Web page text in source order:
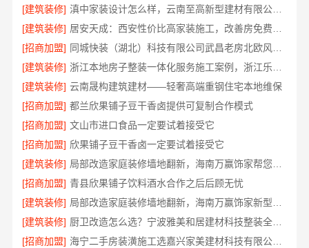
[建筑装修]
滇中家装设计怎么样，云南至高新型建材有限公司口碑之选
[建筑装修]
[招商加盟]
[建筑装修]
[建筑装修] 云南晟构建筑建材——轻奢高端重钢住宅本地维保
[招商加盟] 都兰欣果铺子豆干香卤提供可复制合作模式
[招商加盟] 文山市进口食品一定要试着接受它
[招商加盟] 欣果铺子豆干香卤一定要试着接受它
[建筑装修]
[招商加盟] 青县欣果铺子饮料酒水合作之后后顾无忧
[建筑装修]
[建筑装修]
厨卫改造怎么选？宁波雅美和居建材科技整装全包设计
[招商加盟]
海宁二手房装潢施工选嘉兴家美建材科技有限公司更省心